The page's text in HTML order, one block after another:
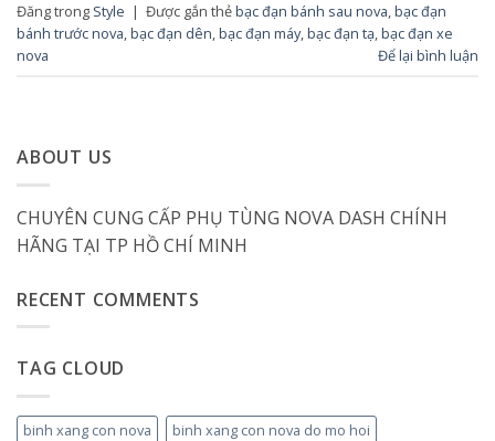
Đăng trong Style | Được gắn thẻbạc đạn bánh sau nova,bạc đạn
bánh trước nova,bạc đạn dên,bạc đạn máy,bạc đạn tạ,bạc đạn xe
nova
Để lại bình luận
ABOUT US
CHUYÊN CUNG CẤP PHỤ TÙNG NOVA DASH CHÍNH
HÃNG TẠI TP HỒ CHÍ MINH
RECENT COMMENTS
TAG CLOUD
binh xang con nova
binh xang con nova do mo hoi